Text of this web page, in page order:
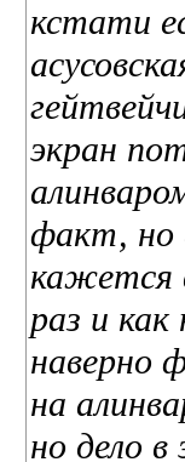
кстати
экран
факт, но
кажется
раз и
наверно
на
но дело в